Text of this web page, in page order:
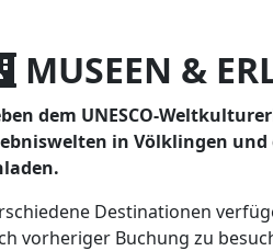
MUSEEN &
dem UNESCO-
in Völklingen und
Destinationen
vorheriger Buchung zu